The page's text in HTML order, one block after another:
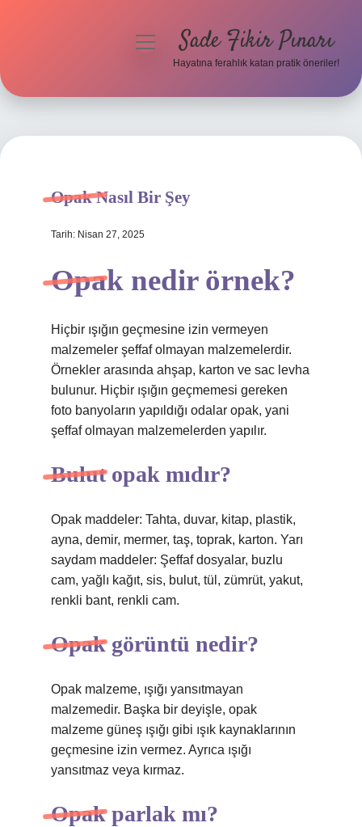
Hakkımızda
menüyüSade Fikir Pınarı
Hayatına ferahlık katan pratik öneriler!
Opak Nasıl Bir Şey
Tarih: Nisan 27, 2025
Opak nedir örnek?
Hiçbir ışığın geçmesine izin vermeyen
malzemeler şeffaf olmayan malzemelerdir.
Örnekler arasında ahşap, karton ve sac levha
bulunur. Hiçbir ışığın geçmemesi gereken
foto banyoların yapıldığı odalar opak, yani
şeffaf olmayan malzemelerden yapılır.
Bulut opak mıdır?
Opak maddeler: Tahta, duvar, kitap, plastik,
ayna, demir, mermer, taş, toprak, karton. Yarı
saydam maddeler: Şeffaf dosyalar, buzlu
cam, yağlı kağıt, sis, bulut, tül, zümrüt, yakut,
renkli bant, renkli cam.
Opak görüntü nedir?
Opak malzeme, ışığı yansıtmayan
malzemedir. Başka bir deyişle, opak
malzeme güneş ışığı gibi ışık kaynaklarının
geçmesine izin vermez. Ayrıca ışığı
yansıtmaz veya kırmaz.
Opak parlak mı?